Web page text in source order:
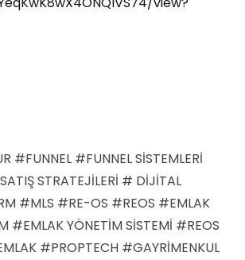
#FUNNEL #FUNNEL SİSTEMLERİ
STRATEJİLERİ # DİJİTAL
#MLS #RE-OS #REOS #EMLAK
#EMLAK YÖNETİM SİSTEMİ #REOS
#PROPTECH #GAYRİMENKUL